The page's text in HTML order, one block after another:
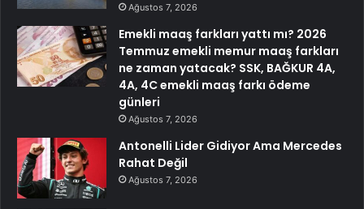
Ağustos 7, 2026
Emekli maaş farkları yattı mı? 2026
Temmuz emekli memur maaş farkları
ne zaman yatacak? SSK, BAĞKUR 4A,
4A, 4C emekli maaş farkı ödeme
günleri
Ağustos 7, 2026
Antonelli Lider Gidiyor Ama Mercedes
Rahat Değil
Ağustos 7, 2026